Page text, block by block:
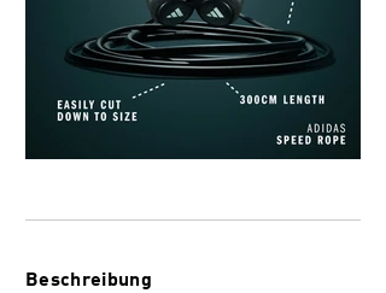
Beschreibung